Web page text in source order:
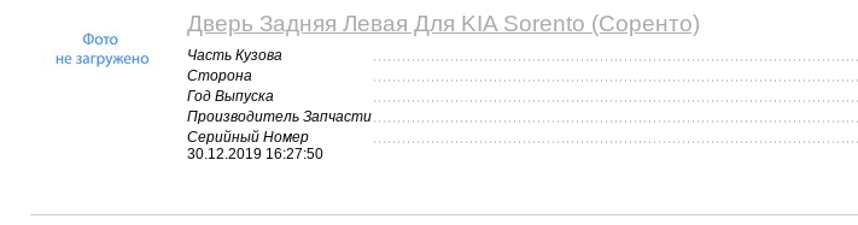
Дверь Задняя Левая Для KIA Sorento (Соренто)
Часть Кузова
Сторона
Год Выпуска
Производитель Запчасти
Серийный Номер
30.12.2019 16:27:50